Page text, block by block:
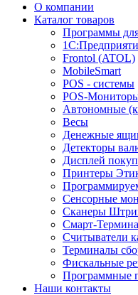
О компании
Каталог товаров
Программы
Frontol (ATOL)
MobileSmart
POS - системы
POS-
Автономные
Весы
Денежные
Детекторы
Дисплей
Принтеры
Сенсорные
Сканеры
Смарт-
Считыватели
Терминалы
Фискальные
Программные
Наши контакты